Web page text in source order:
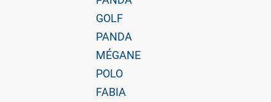
GOLF
PANDA
MÉGANE
POLO
FABIA